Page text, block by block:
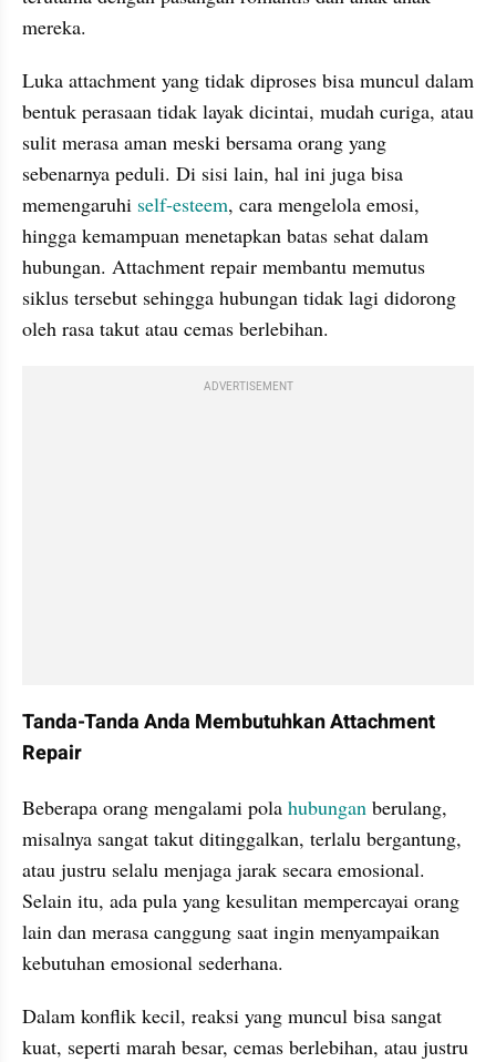
mereka.
Luka attachment yang tidak diproses bisa muncul dalam
bentuk perasaan tidak layak dicintai, mudah curiga, atau
sulit merasa aman meski bersama orang yang
sebenarnya peduli. Di sisi lain, hal ini juga bisa
memengaruhi self-esteem, cara mengelola emosi,
hingga kemampuan menetapkan batas sehat dalam
hubungan. Attachment repair membantu memutus
siklus tersebut sehingga hubungan tidak lagi didorong
oleh rasa takut atau cemas berlebihan.
ADVERTISEMENT
Tanda-Tanda Anda Membutuhkan Attachment
Repair
Beberapa orang mengalami pola hubungan berulang,
misalnya sangat takut ditinggalkan, terlalu bergantung,
atau justru selalu menjaga jarak secara emosional.
Selain itu, ada pula yang kesulitan mempercayai orang
lain dan merasa canggung saat ingin menyampaikan
kebutuhan emosional sederhana.
Dalam konflik kecil, reaksi yang muncul bisa sangat
kuat, seperti marah besar, cemas berlebihan, atau justru